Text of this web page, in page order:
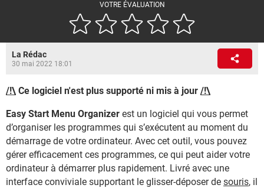
VOTRE ÉVALUATION
La Rédac
30 mai 2022 18:01
/!\ Ce logiciel n'est plus supporté ni mis à jour /!\
Easy Start Menu Organizer est un logiciel qui vous permet
d’organiser les programmes qui s’exécutent au moment du
démarrage de votre ordinateur. Avec cet outil, vous pouvez
gérer efficacement ces programmes, ce qui peut aider votre
ordinateur à démarrer plus rapidement. Livré avec une
interface conviviale supportant le glisser-déposer de souris, il